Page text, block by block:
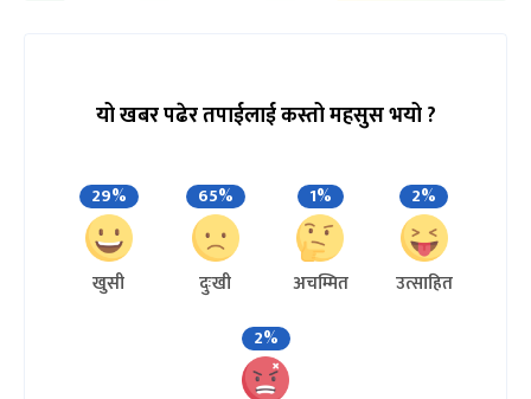
यो खबर पढेर तपाईलाई कस्तो महसुस भयो ?
29%
खुसी
65%
दुःखी
1%
अचम्मित
2%
उत्साहित
2%